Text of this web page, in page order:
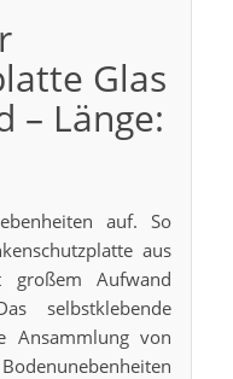
Glas
– Länge:
auf. So
aus
Aufwand
selbstklebende
Ansammlung von